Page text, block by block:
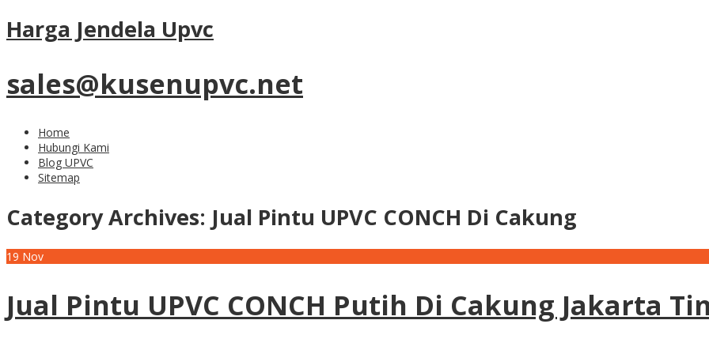
Harga Jendela Upvc
sales@kusenupvc.net
Home
Hubungi Kami
Blog UPVC
Sitemap
Category Archives: Jual Pintu UPVC CONCH Di Cakung
19 Nov
Jual Pintu UPVC CONCH Putih Di Cakung Jakarta